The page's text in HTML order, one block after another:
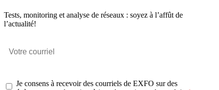
Tests, monitoring et analyse de réseaux : soyez à l’affût de
l’actualité!
Je consens à recevoir des courriels de EXFO sur des